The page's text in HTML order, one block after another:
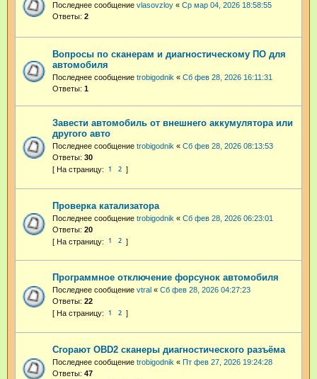
Последнее сообщение vlasovzloy « Ср мар 04, 2026 18:58:55
Ответы: 2
Вопросы по сканерам и диагностическому ПО для
автомобиля
Последнее сообщение trobigodnik « Сб фев 28, 2026 16:11:31
Ответы: 1
Завести автомобиль от внешнего аккумулятора или
другого авто
Последнее сообщение trobigodnik « Сб фев 28, 2026 08:13:53
Ответы: 30
1 2
Проверка катализатора
Последнее сообщение trobigodnik « Сб фев 28, 2026 06:23:01
Ответы: 20
1 2
Программное отключение форсунок автомобиля
Последнее сообщение vtral « Сб фев 28, 2026 04:27:23
Ответы: 22
1 2
Сгорают OBD2 сканеры диагностического разъёма
Последнее сообщение trobigodnik « Пт фев 27, 2026 19:24:28
Ответы: 47